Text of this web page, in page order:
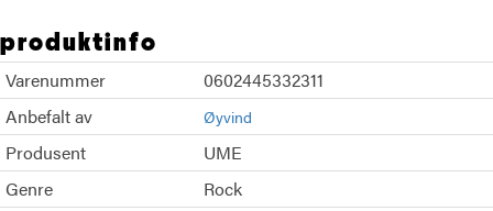
produktinfo
Varenummer
0602445332311
Anbefalt av
Øyvind
Produsent
UME
Genre
Rock